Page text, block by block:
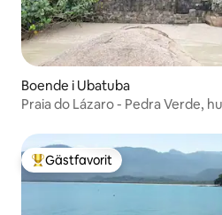
Boende i Ubatuba
Praia do Lázaro - Pedra Verde,
Populär gästfavorit
Gästfavorit